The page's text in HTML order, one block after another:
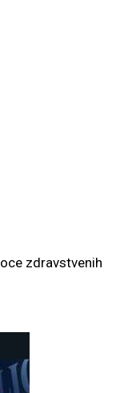
zdravstvenih